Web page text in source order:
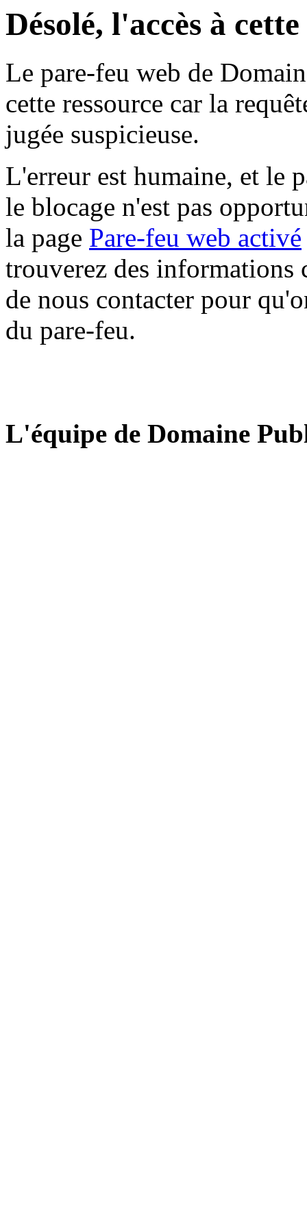
Désolé, l'accès à
Le pare-feu web de
cette ressource car la
jugée suspicieuse.
L'erreur est humaine, et le
le blocage n'est pas
la page Pare-feu web activé
trouverez des informations
de nous contacter pour
du pare-feu.
L'équipe de Domaine